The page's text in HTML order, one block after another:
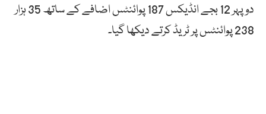
دوپہر 12 بجے انڈیکس 187 پوائنٹس اضافے کے ساتھ 35 ہزار
238 پوائنٹس پر ٹریڈ کرتے دیکھا گیا۔